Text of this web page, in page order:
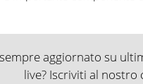
aggiornato su
live? Iscriviti al nostro